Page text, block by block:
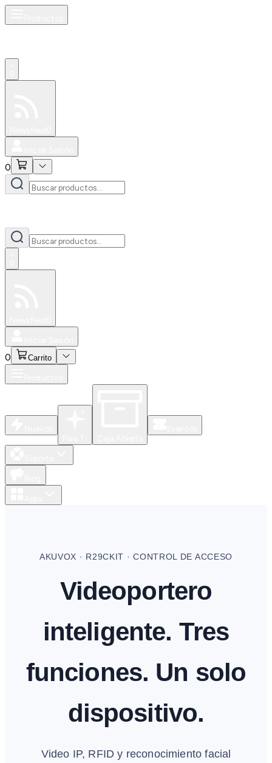
0
0 Carrito
AKUVOX · R29CKIT · CONTROL DE ACCESO
Videoportero
inteligente. Tres
funciones. Un solo
dispositivo.
Video IP, RFID y reconocimiento facial